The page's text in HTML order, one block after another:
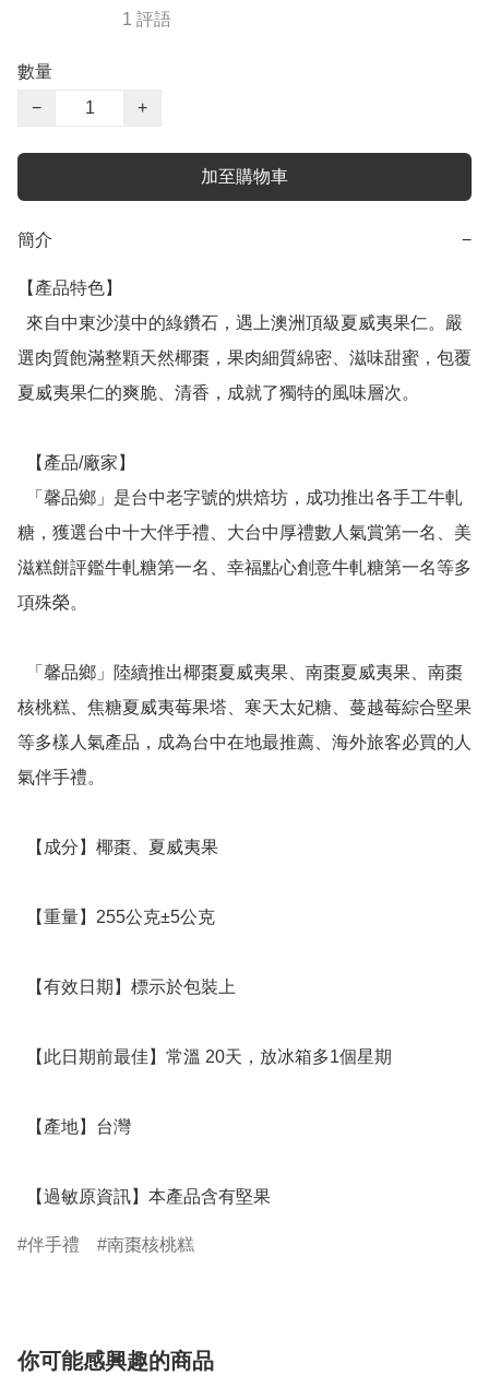
1 評語
數量
−
+
加至購物車
簡介 −
【產品特色】
選肉質飽滿整顆天然椰棗，果肉細質綿密、滋味甜蜜，包覆
夏威夷果仁的爽脆、清香，成就了獨特的風味層次。
糖，獲選台中十大伴手禮、大台中厚禮數人氣賞第一名、美
滋糕餅評鑑牛軋糖第一名、幸福點心創意牛軋糖第一名等多
項殊榮。
核桃糕、焦糖夏威夷莓果塔、寒天太妃糖、蔓越莓綜合堅果
等多樣人氣產品，成為台中在地最推薦、海外旅客必買的人
氣伴手禮。
  【過敏原資訊】本產品含有堅果
伴手禮 南棗核桃糕
你可能感興趣的商品